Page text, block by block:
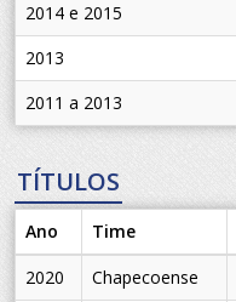
2014 e 2015
2013
2011 a 2013
TÍTULOS
Ano Time
2020
Chapecoense